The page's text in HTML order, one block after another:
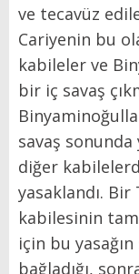
ve tecavüz
Cariyenin bu
kabileler ve
bir iç savaş
savaş sonunda
diğer
yasaklandı.
kabilesinin
için bu
bağladığı,